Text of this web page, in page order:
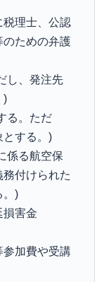
税理士、公認
のための弁護
し、発注先
)
る。ただ
とする。)
係る航空保
付けられた
。)
損害金
参加費や受講